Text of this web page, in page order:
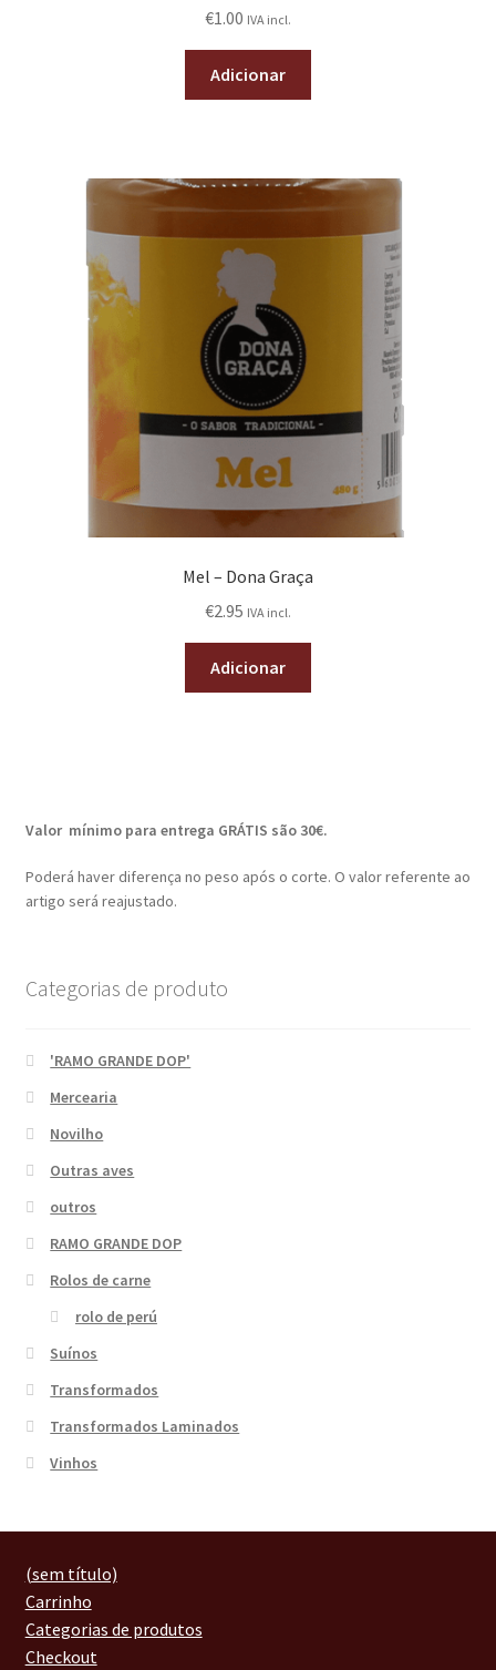
€1.00 IVA incl.
Adicionar
Mel – Dona Graça
€2.95 IVA incl.
Adicionar
Valor mínimo para entrega GRÁTIS são 30€.
Poderá haver diferença no peso após o corte. O valor referente ao
artigo será reajustado.
Categorias de produto
'RAMO GRANDE DOP'
Mercearia
Novilho
Outras aves
outros
RAMO GRANDE DOP
Rolos de carne
rolo de perú
Suínos
Transformados
Transformados Laminados
Vinhos
(sem título)
Carrinho
Categorias de produtos
Checkout